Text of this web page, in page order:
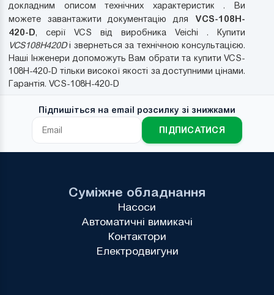
докладним описом технічних характеристик . Ви
можете завантажити документацію для VCS-108H-
420-D, серії VCS від виробника Veichi . Купити
VCS108H420Dі звернеться за технічною консультацією.
Наші Інженери допоможуть Вам обрати та купити VCS-
108H-420-D тільки високої якості за доступними цінами.
Гарантія. VCS-108H-420-D
Підпишіться на email розсилку зі знижками
ПІДПИСАТИСЯ
Суміжне обладнання
Насоси
Автоматичні вимикачі
Контактори
Електродвигуни